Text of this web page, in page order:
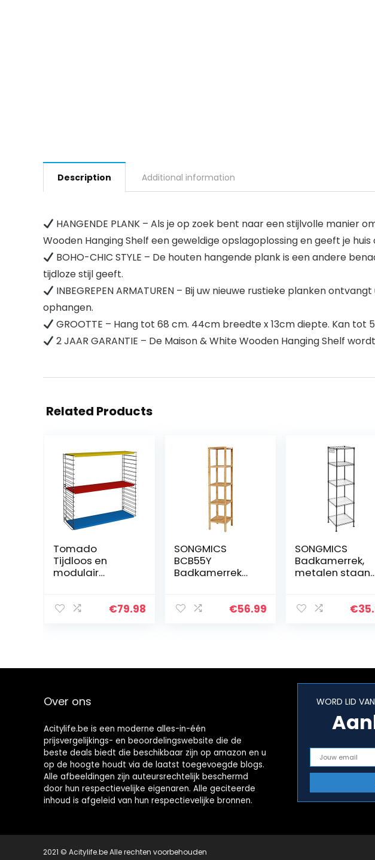
Description Additional information
HANGENDE PLANK – Als je op zoek bent naar een stijlvolle
Wooden Hanging Shelf een geweldige opslagoplossing en geeft je
BOHO-CHIC STYLE – De houten hangende plank is een andere
tijdloze stijl geeft.
INBEGREPEN ARMATUREN – Bij uw nieuwe rustieke planken
ophangen.
GROOTTE – Hang tot 68 cm. 44cm breedte x 13cm diepte. Kan tot
2 JAAR GARANTIE – De Maison & White Wooden Hanging Shelf
Related Products
Tomado
Tijdloos en
modulair
70x21x68 cm
€79.98
SONGMICS
BCB55Y
Badkamerrek
van bamboe,
nauwe…
€56.99
SONGMICS
Badkamerrek,
metalen
belastbaar,€
Over ons
Acitylife.be is een moderne alles-in-één
prijsvergelijkings- en beoordelingswebsite die de
beste deals biedt die beschikbaar zijn op amazon en u
op de hoogte houdt via de laatst toegevoegde blogs.
Alle afbeeldingen zijn auteursrechtelijk beschermd
door hun respectievelijke eigenaren. Alle geciteerde
inhoud is afgeleid van hun respectievelijke bronnen.
WORD LID
2021 © Acitylife.be Alle rechten voorbehouden